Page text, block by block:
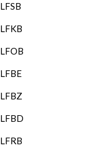
LFSB
LFKB
LFOB
LFBE
LFBZ
LFBD
LFRB